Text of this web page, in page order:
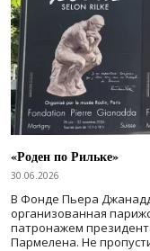
«Роден по Рильке»
30.06.2026
В Фонде Пьера
организованная
патронажем
Пармелена. Не